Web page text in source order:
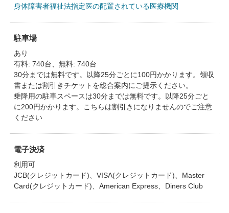
身体障害者福祉法指定医の配置されている医療機関
駐車場
あり
有料: 740台、無料: 740台
30分までは無料です。以降25分ごとに100円かかります。領収
書または割引きチケットを総合案内にご提示ください。
乗降用の駐車スペースは30分までは無料です。以降25分ごと
に200円かかります。こちらは割引きになりませんのでご注意
ください
電子決済
利用可
JCB(クレジットカード)、VISA(クレジットカード)、Master
Card(クレジットカード)、American Express、Diners Club